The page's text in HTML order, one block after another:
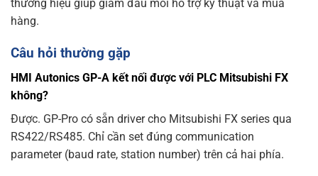
thương hiệu giúp giảm đầu mối hỗ trợ kỹ thuật và mua
hàng.
Câu hỏi thường gặp
HMI Autonics GP-A kết nối được với PLC Mitsubishi FX
không?
Được. GP-Pro có sẵn driver cho Mitsubishi FX series qua
RS422/RS485. Chỉ cần set đúng communication
parameter (baud rate, station number) trên cả hai phía.